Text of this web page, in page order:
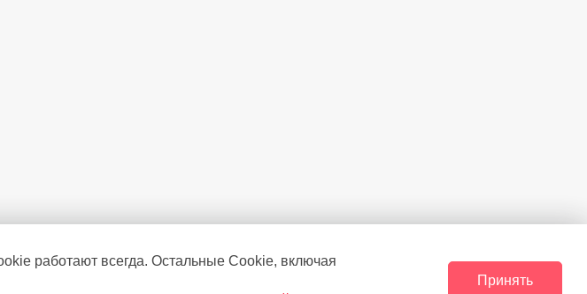
работают всегда. Остальные Сookie, включая
Принять